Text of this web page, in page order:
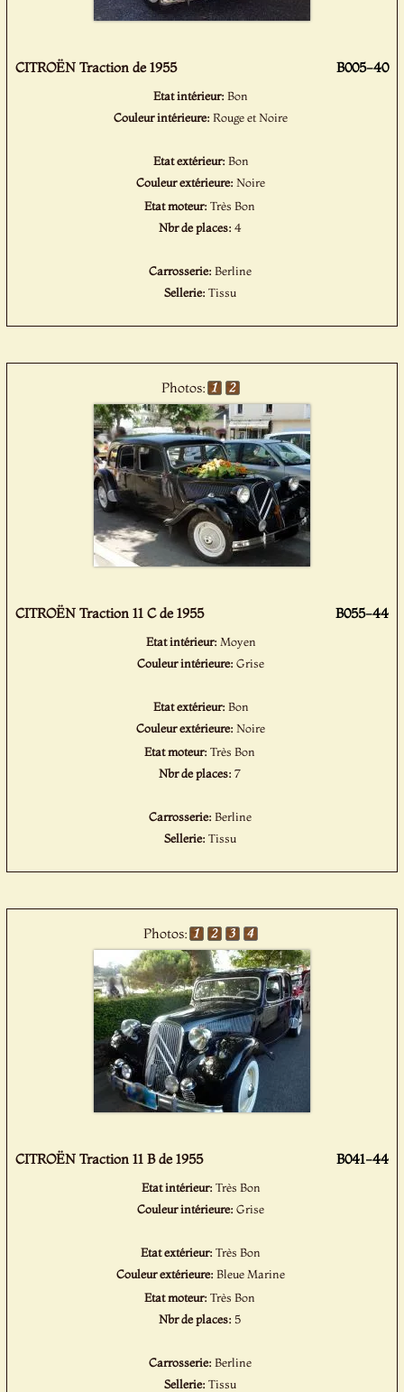
CITROËN Traction de 1955 B005-40
Etat intérieur:Bon
Couleur intérieure:Rouge et Noire
Etat extérieur: Bon
Couleur extérieure:Noire
Etat moteur:Très Bon
Nbr de places: 4
Carrosserie: Berline
Sellerie: Tissu
Photos:
CITROËN Traction 11 C de 1955 B055-44
Etat intérieur: Moyen
Couleur intérieure:Grise
Etat extérieur: Bon
Couleur extérieure:Noire
Etat moteur:Très Bon
Nbr de places:7
Carrosserie: Berline
Sellerie: Tissu
Photos:
CITROËN Traction 11 B de 1955 B041-44
Etat intérieur: Très Bon
Couleur intérieure:Grise
Etat extérieur:Très Bon
Couleur extérieure:Bleue Marine
Etat moteur:Très Bon
Nbr de places: 5
Carrosserie: Berline
Sellerie: Tissu